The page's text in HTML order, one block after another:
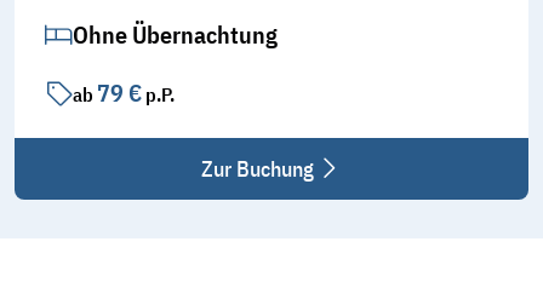
Ohne Übernachtung
ab 79 € p.P.
Zur Buchung